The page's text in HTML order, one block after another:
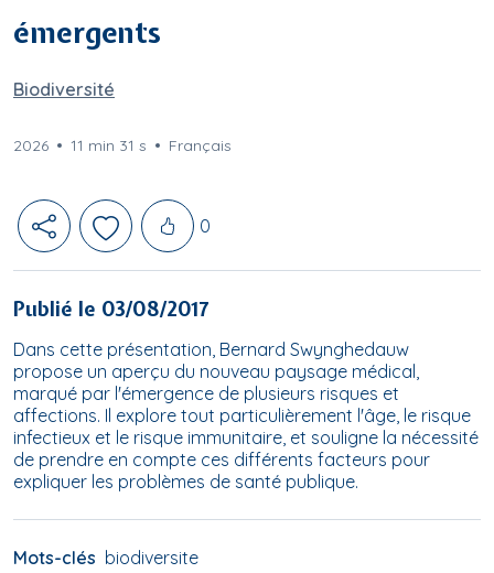
émergents
Biodiversité
2026 11 min 31 s Français
Likes
0
Publié le 03/08/2017
Dans cette présentation, Bernard Swynghedauw
propose un aperçu du nouveau paysage médical,
marqué par l'émergence de plusieurs risques et
affections. Il explore tout particulièrement l'âge, le risque
infectieux et le risque immunitaire, et souligne la nécessité
de prendre en compte ces différents facteurs pour
expliquer les problèmes de santé publique.
Mots-clés biodiversite